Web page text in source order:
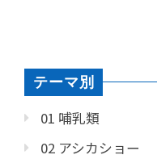
テーマ別
01 哺乳類
02 アシカショー